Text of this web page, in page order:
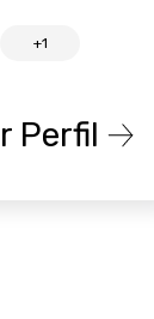
+1
Perfil